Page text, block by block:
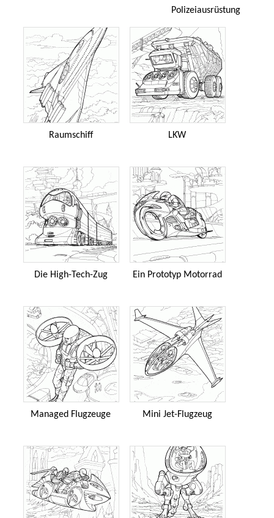
Polizeiausrüstung
Raumschiff LKW
Die High-Tech-Zug Ein Prototyp Motorrad
Managed Flugzeuge Mini Jet-Flugzeug